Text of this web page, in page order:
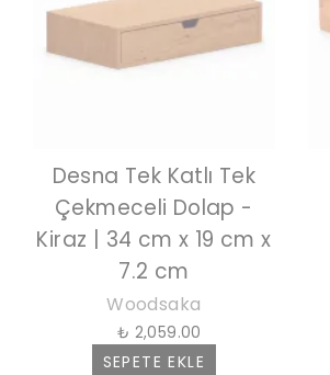
Desna Tek Katlı Tek
Çekmeceli Dolap -
Kiraz | 34 cm x 19 cm x
7.2 cm
Woodsaka
₺ 2,059.00
SEPETE EKLE